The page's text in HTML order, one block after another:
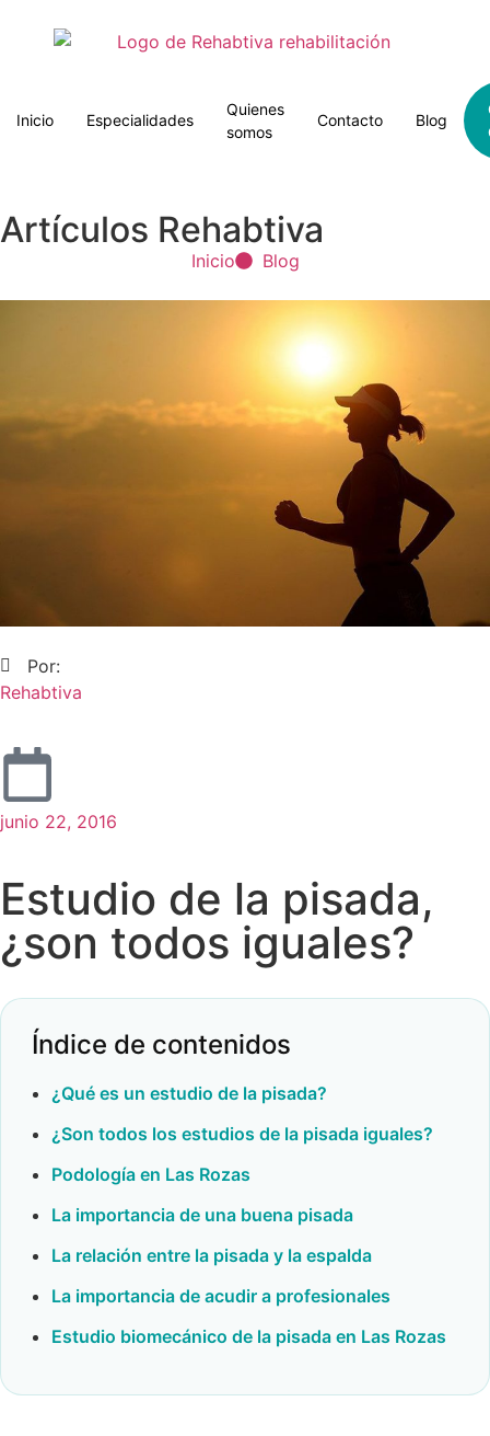
Inicio Especialidades
Quienes
somos
Contacto Blog
Artículos Rehabtiva
Inicio Blog
Por:
Rehabtiva
junio 22, 2016
Estudio de la pisada,
¿son todos iguales?
Índice de contenidos
¿Qué es un estudio de la pisada?
¿Son todos los estudios de la pisada iguales?
Podología en Las Rozas
La importancia de una buena pisada
La relación entre la pisada y la espalda
La importancia de acudir a profesionales
Estudio biomecánico de la pisada en Las Rozas